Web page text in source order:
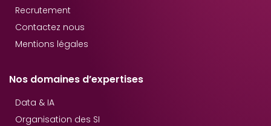
Recrutement
Contactez nous
Mentions légales
Nos domaines d’expertises
Data & IA
Organisation des SI